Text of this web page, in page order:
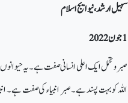
سہیل ارشد، نیو ایج اسلام
1جون 2022
صبر وتحمل ایک اعلی انسانی صفت ہے۔ یہ
اللہ کو بہت پسند ہے ۔صبر انبیاء کی صفت ہے۔